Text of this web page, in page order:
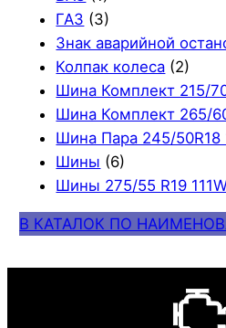
ГАЗ (3)
Знак аварийной
Колпак колеса (2)
Шина Комплект 215/
Шина Комплект 265/
Шина Пара 245/50R18
Шины (6)
Шины 275/55 R19
В КАТАЛОК ПО